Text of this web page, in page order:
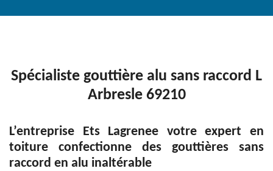
Spécialiste gouttière alu sans raccord L
Arbresle 69210
L’entreprise Ets Lagrenee votre expert en
toiture confectionne des gouttières sans
raccord en alu inaltérable